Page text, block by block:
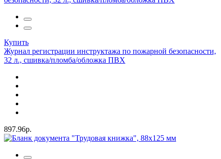
Купить
Журнал регистрации инструктажа по пожарной безопасности,
32 л., сшивка/пломба/обложка ПВХ
897.96р.